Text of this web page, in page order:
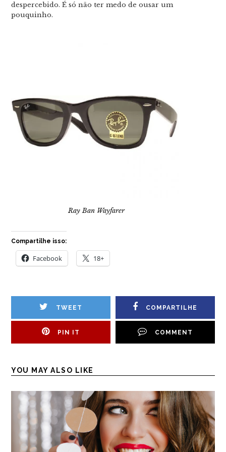
despercebido. É só não ter medo de ousar um
pouquinho.
Ray Ban Wayfarer
Compartilhe isso:
Facebook 18+
TWEET COMPARTILHE
PIN IT COMMENT
YOU MAY ALSO LIKE